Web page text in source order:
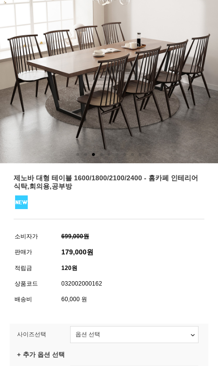
제노바 대형 테이블 1600/1800/2100/2400 - 홈카페 인테리어
식탁,회의용,공부방
소비자가 699,000원
판매가 179,000원
적립금 120원
상품코드 032002000162
배송비 60,000 원
사이즈선택
+ 추가 옵션 선택